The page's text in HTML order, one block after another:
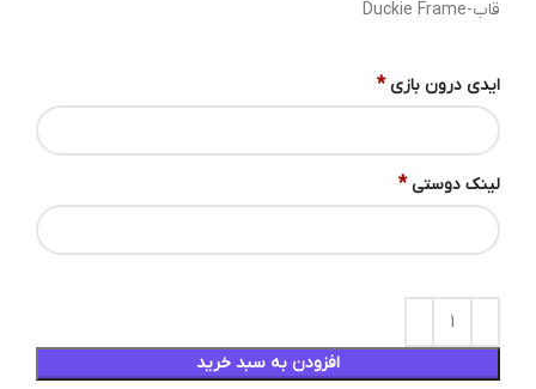
قاب-Duckie Frame
ایدی درون بازی *
لینک دوستی *
افزودن به سبد خرید